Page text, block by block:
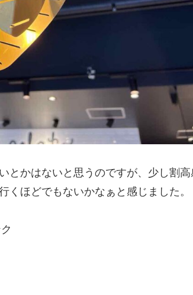
とかはないと思うのですが、少し割高
くほどでもないかなぁと感じました。